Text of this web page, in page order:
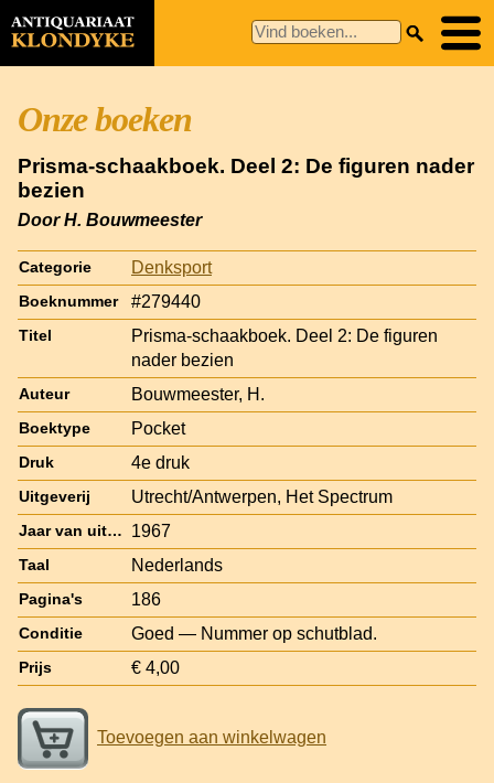
Onze boeken
Prisma-schaakboek. Deel 2: De figuren nader
bezien
Door H. Bouwmeester
Categorie Denksport
Boeknummer #279440
Titel
Prisma-schaakboek. Deel 2: De figuren
nader bezien
Auteur Bouwmeester, H.
Boektype Pocket
Druk 4e druk
Uitgeverij Utrecht/Antwerpen, Het Spectrum
Jaar van uitgave 1967
Taal Nederlands
Pagina's 186
Conditie Goed — Nummer op schutblad.
Prijs € 4,00
Toevoegen aan winkelwagen